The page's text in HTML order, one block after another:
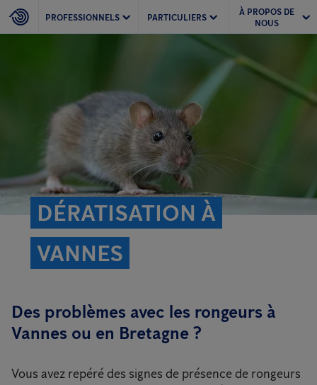
PROFESSIONNELS PARTICULIERS
À PROPOS DE
NOUS
DÉRATISATION À
VANNES
Des problèmes avec les rongeurs à
Vannes ou en Bretagne ?
Vous avez repéré des signes de présence de rongeurs